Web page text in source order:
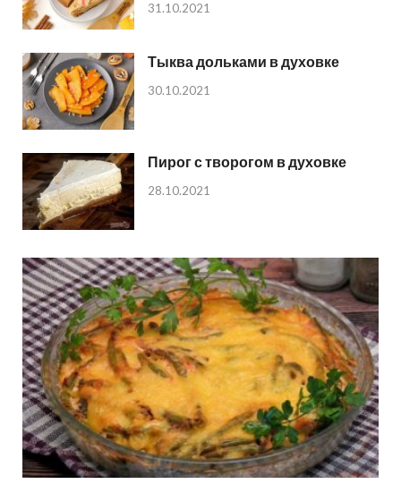
31.10.2021
Тыква дольками в духовке
30.10.2021
Пирог с творогом в духовке
28.10.2021